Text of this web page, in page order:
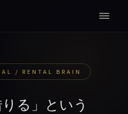
/ RENTAL BRAIN
りる」という